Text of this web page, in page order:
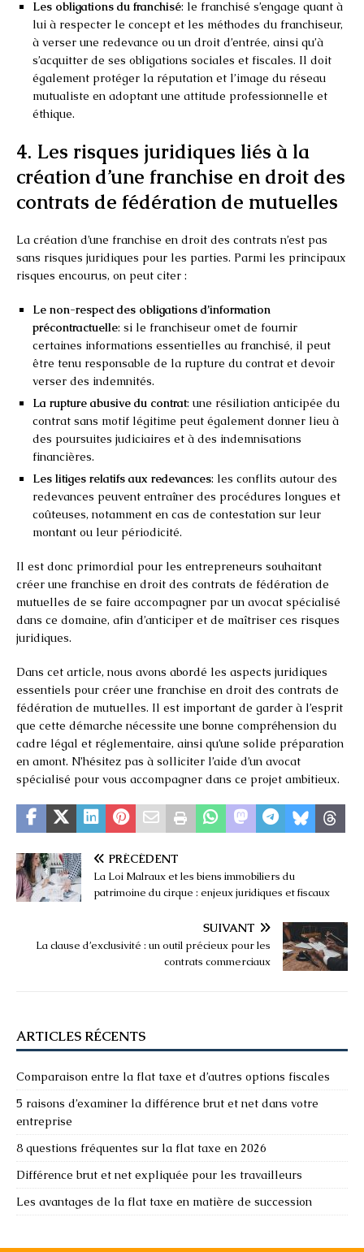
Les obligations du franchisé: le franchisé s’engage quant à
lui à respecter le concept et les méthodes du franchiseur,
à verser une redevance ou un droit d’entrée, ainsi qu’à
s’acquitter de ses obligations sociales et fiscales. Il doit
également protéger la réputation et l’image du réseau
mutualiste en adoptant une attitude professionnelle et
éthique.
4. Les risques juridiques liés à la
création d’une franchise en droit des
contrats de fédération de mutuelles
La création d’une franchise en droit des contrats n’est pas
sans risques juridiques pour les parties. Parmi les principaux
risques encourus, on peut citer :
Le non-respect des obligations d’information
précontractuelle: si le franchiseur omet de fournir
certaines informations essentielles au franchisé, il peut
être tenu responsable de la rupture du contrat et devoir
verser des indemnités.
La rupture abusive du contrat: une résiliation anticipée du
contrat sans motif légitime peut également donner lieu à
des poursuites judiciaires et à des indemnisations
financières.
Les litiges relatifs aux redevances: les conflits autour des
redevances peuvent entraîner des procédures longues et
coûteuses, notamment en cas de contestation sur leur
montant ou leur périodicité.
Il est donc primordial pour les entrepreneurs souhaitant
créer une franchise en droit des contrats de fédération de
mutuelles de se faire accompagner par un avocat spécialisé
dans ce domaine, afin d’anticiper et de maîtriser ces risques
juridiques.
Dans cet article, nous avons abordé les aspects juridiques
essentiels pour créer une franchise en droit des contrats de
fédération de mutuelles. Il est important de garder à l’esprit
que cette démarche nécessite une bonne compréhension du
cadre légal et réglementaire, ainsi qu’une solide préparation
en amont. N’hésitez pas à solliciter l’aide d’un avocat
spécialisé pour vous accompagner dans ce projet ambitieux.
PRÉCÉDENT
La Loi Malraux et les biens immobiliers du
patrimoine du cirque : enjeux juridiques et fiscaux
SUIVANT
La clause d’exclusivité : un outil précieux pour les
contrats commerciaux
ARTICLES RÉCENTS
Comparaison entre la flat taxe et d’autres options fiscales
5 raisons d’examiner la différence brut et net dans votre
entreprise
8 questions fréquentes sur la flat taxe en 2026
Différence brut et net expliquée pour les travailleurs
Les avantages de la flat taxe en matière de succession